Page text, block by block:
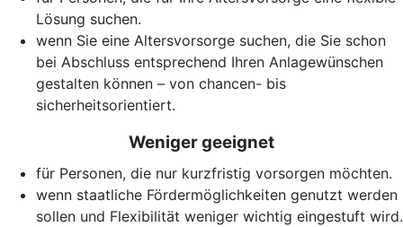
Lösung suchen.
wenn Sie eine Alters­vorsorge suchen, die Sie schon
bei Abschluss entsprechend Ihren Anlagewünschen
gestalten können – von chancen- bis
sicherheitsorientiert.
Weniger geeignet
für Personen, die nur kurzfristig vorsorgen möchten.
wenn staatliche Förder­möglich­keiten genutzt werden
sollen und Flexibilität weniger wichtig eingestuft wird.